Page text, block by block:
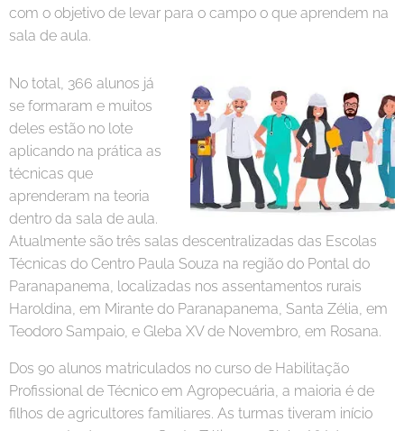
com o objetivo de levar para o campo o que aprendem na
sala de aula.
No total, 366 alunos já
se formaram e muitos
deles estão no lote
aplicando na prática as
técnicas que
aprenderam na teoria
dentro da sala de aula.
Atualmente são três salas descentralizadas das Escolas
Técnicas do Centro Paula Souza na região do Pontal do
Paranapanema, localizadas nos assentamentos rurais
Haroldina, em Mirante do Paranapanema, Santa Zélia, em
Teodoro Sampaio, e Gleba XV de Novembro, em Rosana.
Dos 90 alunos matriculados no curso de Habilitação
Profissional de Técnico em Agropecuária, a maioria é de
filhos de agricultores familiares. As turmas tiveram início